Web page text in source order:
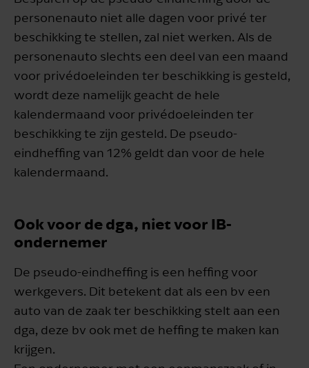
personenauto niet alle dagen voor privé ter
beschikking te stellen, zal niet werken. Als de
personenauto slechts een deel van een maand
voor privédoeleinden ter beschikking is gesteld,
wordt deze namelijk geacht de hele
kalendermaand voor privédoeleinden ter
beschikking te zijn gesteld. De pseudo-
eindheffing van 12% geldt dan voor de hele
kalendermaand.
Ook voor de dga, niet voor IB-
ondernemer
De pseudo-eindheffing is een heffing voor
werkgevers. Dit betekent dat als een bv een
auto van de zaak ter beschikking stelt aan een
dga, deze bv ook met de heffing te maken kan
krijgen.